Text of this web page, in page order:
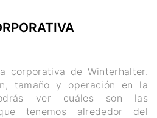
corporativa de Winterhalter.
tamaño y operación en la
ver cuáles son las
tenemos alrededor del